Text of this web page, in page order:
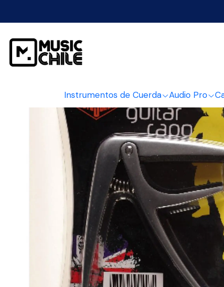
Instrumentos de Cuerda Audio Pro